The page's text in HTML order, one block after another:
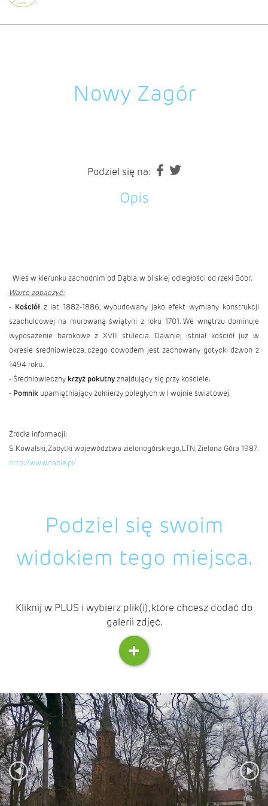
Nowy Zagór
Podziel się na:
Opis
Wieś w kierunku zachodnim od Dąbia, w bliskiej odległości od rzeki Bóbr.
Warto zobaczyć:
- Kościół z lat 1882-1886, wybudowany jako efekt wymiany konstrukcji
szachulcowej na murowaną świątyni z roku 1701. We wnętrzu dominuje
wyposażenie barokowe z XVIII stulecia. Dawniej istniał kościół już w
okresie średniowiecza, czego dowodem jest zachowany gotycki dzwon z
1494 roku.
- Średniowieczny krzyż pokutny znajdujący się przy kościele.
- Pomnik upamiętniający żołnierzy poległych w I wojnie światowej.
Źródła informacji:
S. Kowalski, Zabytki województwa zielonogórskiego, LTN, Zielona Góra 1987.
http://www.dabie.pl/
Podziel się swoim
widokiem tego miejsca.
Kliknij w PLUS i wybierz plik(i), które chcesz dodać do
galerii zdjęć.